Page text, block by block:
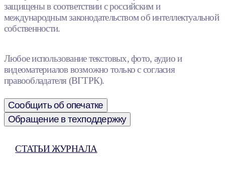
защищены в соответствии с российским и
международным законодательством об интеллектуальной
собственности.
Любое использование текстовых, фото, аудио и
видеоматериалов возможно только с согласия
правообладателя (ВГТРК).
Сообщить об опечатке
Обращение в техподдержку
СТАТЬИ ЖУРНАЛА